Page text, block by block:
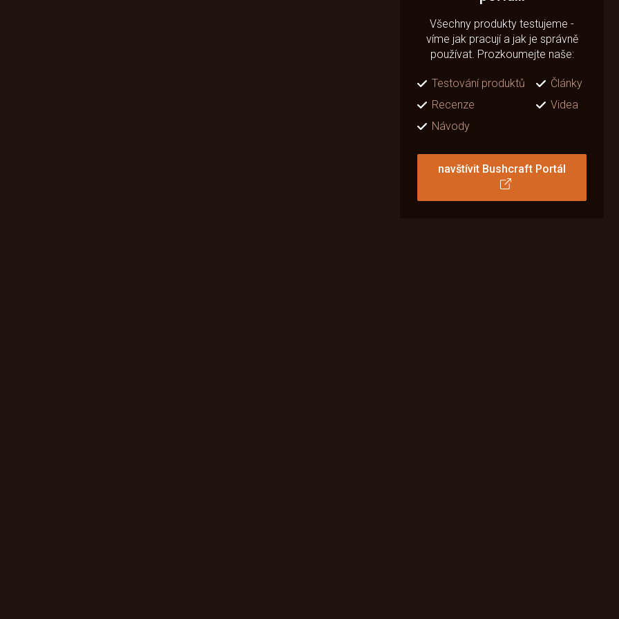
Všechny produkty testujeme -
víme jak pracují a jak je správně
používat. Prozkoumejte naše:
Testování produktů
Články
Recenze
Videa
Návody
navštívit Bushcraft Portál